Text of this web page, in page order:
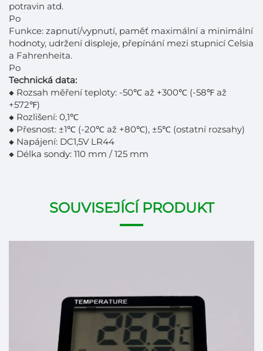
potravin atd.
Po
Funkce: zapnutí/vypnutí, paměť maximální a minimální
hodnoty, udržení displeje, přepínání mezi stupnicí Celsia
a Fahrenheita.
Po
Technická data:
◆ Rozsah měření teploty: -50℃ až +300℃ (-58℉ až
+572℉)
◆ Rozlišení: 0,1℃
◆ Přesnost: ±1℃ (-20℃ až +80℃), ±5℃ (ostatní rozsahy)
◆ Napájení: DC1,5V LR44
◆ Délka sondy: 110 mm / 125 mm
SOUVISEJÍCÍ PRODUKT